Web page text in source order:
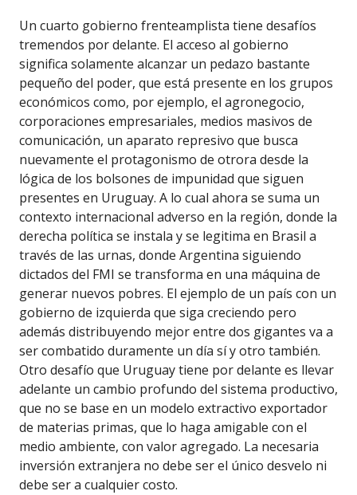
Un cuarto gobierno frenteamplista tiene desafíos
tremendos por delante. El acceso al gobierno
significa solamente alcanzar un pedazo bastante
pequeño del poder, que está presente en los grupos
económicos como, por ejemplo, el agronegocio,
corporaciones empresariales, medios masivos de
comunicación, un aparato represivo que busca
nuevamente el protagonismo de otrora desde la
lógica de los bolsones de impunidad que siguen
presentes en Uruguay. A lo cual ahora se suma un
contexto internacional adverso en la región, donde la
derecha política se instala y se legitima en Brasil a
través de las urnas, donde Argentina siguiendo
dictados del FMI se transforma en una máquina de
generar nuevos pobres. El ejemplo de un país con un
gobierno de izquierda que siga creciendo pero
además distribuyendo mejor entre dos gigantes va a
ser combatido duramente un día sí y otro también.
Otro desafío que Uruguay tiene por delante es llevar
adelante un cambio profundo del sistema productivo,
que no se base en un modelo extractivo exportador
de materias primas, que lo haga amigable con el
medio ambiente, con valor agregado. La necesaria
inversión extranjera no debe ser el único desvelo ni
debe ser a cualquier costo.